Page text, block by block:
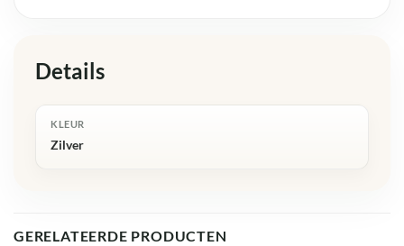
Details
KLEUR
Zilver
GERELATEERDE PRODUCTEN